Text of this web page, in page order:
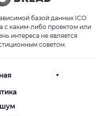
базой данных ICO
с каким-либо проектом или
интереса не является
советом.